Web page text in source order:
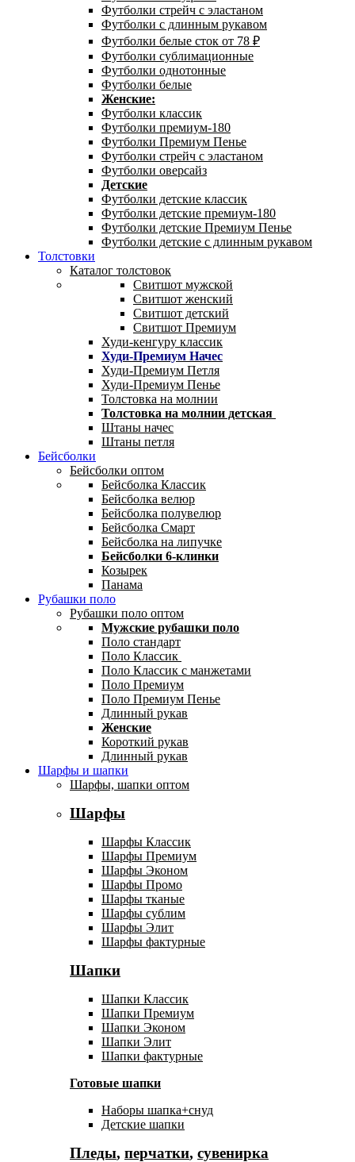
Футболки стрейч с эластаном
Футболки с длинным рукавом
Футболки белые сток от 78 ₽
Футболки сублимационные
Футболки однотонные
Футболки белые
Женские:
Футболки классик
Футболки премиум-180
Футболки Премиум Пенье
Футболки стрейч с эластаном
Футболки оверсайз
Детские
Футболки детские классик
Футболки детские премиум-180
Футболки детские Премиум Пенье
Футболки детские с длинным рукавом
Толстовки
Каталог толстовок
Свитшот мужской
Свитшот женский
Свитшот детский
Свитшот Премиум
Худи-кенгуру классик
Худи-Премиум Начес
Худи-Премиум Петля
Худи-Премиум Пенье
Толстовка на молнии
Толстовка на молнии детская
Штаны начес
Штаны петля
Бейсболки
Бейсболки оптом
Бейсболка Классик
Бейсболка велюр
Бейсболка полувелюр
Бейсболка Смарт
Бейсболка на липучке
Бейсболки 6-клинки
Козырек
Панама
Рубашки поло
Рубашки поло оптом
Мужские рубашки поло
Поло стандарт
Поло Классик
Поло Классик с манжетами
Поло Премиум
Поло Премиум Пенье
Длинный рукав
Женские
Короткий рукав
Длинный рукав
Шарфы и шапки
Шарфы, шапки оптом
Шарфы
Шарфы Классик
Шарфы Премиум
Шарфы Эконом
Шарфы Промо
Шарфы тканые
Шарфы сублим
Шарфы Элит
Шарфы фактурные
Шапки
Шапки Классик
Шапки Премиум
Шапки Эконом
Шапки Элит
Шапки фактурные
Готовые шапки
Наборы шапка+снуд
Детские шапки
Пледы, перчатки, сувенирка